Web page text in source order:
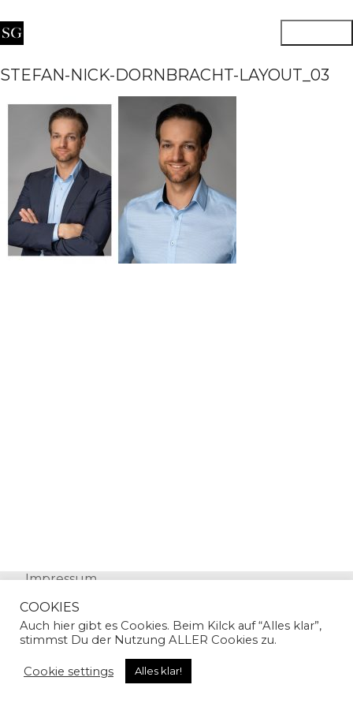
STEFAN-NICK-DORNBRACHT-LAYOUT_03
Impressum
© Copyright 2024 | Sandra Gallian | All Rights
COOKIES
Auch hier gibt es Cookies. Beim Kilck auf “Alles klar”,
stimmst Du der Nutzung ALLER Cookies zu.
Cookie settings Alles klar!